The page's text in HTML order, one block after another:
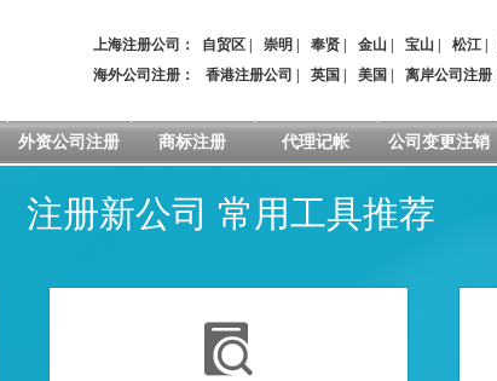
上海注册公司： 自贸区 崇明 奉贤 金山 宝山 松江
海外公司注册：
香港注册公司 英国 美国 离岸公司注册
外资公司注册 商标注册 代理记帐 公司变更注销
注册新公司 常用工具推荐
